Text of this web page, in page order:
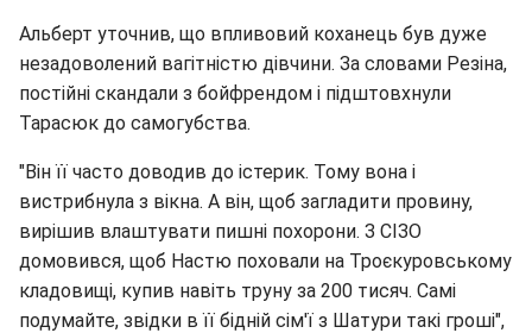
Альберт уточнив, що впливовий коханець був дуже
незадоволений вагітністю дівчини. За словами Резіна,
постійні скандали з бойфрендом і підштовхнули
Тарасюк до самогубства.
"Він її часто доводив до істерик. Тому вона і
вистрибнула з вікна. А він, щоб загладити провину,
вирішив влаштувати пишні похорони. З СІЗО
домовився, щоб Настю поховали на Троєкуровському
кладовищі, купив навіть труну за 200 тисяч. Самі
подумайте, звідки в її бідній сім'ї з Шатури такі гроші",